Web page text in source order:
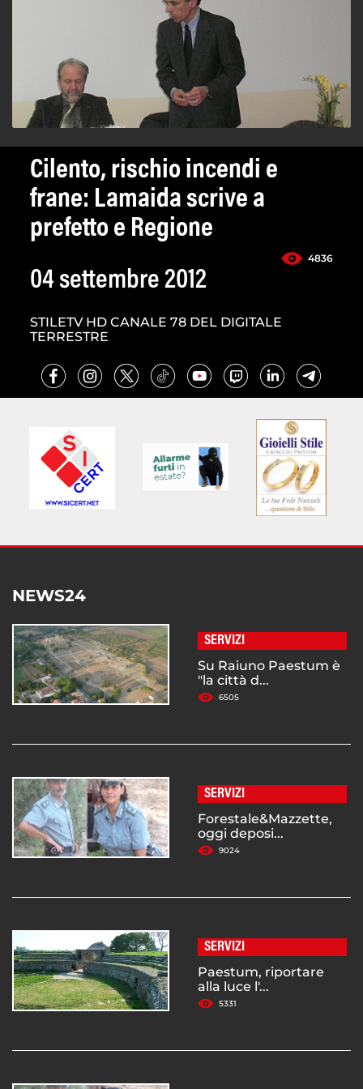
Cilento, rischio incendi e
frane: Lamaida scrive a
prefetto e Regione
4836
04 settembre 2012
STILETV HD CANALE 78 DEL DIGITALE
TERRESTRE
NEWS24
SERVIZI
Su Raiuno Paestum è
"la città d...
6505
SERVIZI
Forestale&Mazzette,
oggi deposi...
9024
SERVIZI
Paestum, riportare
alla luce l'...
5331